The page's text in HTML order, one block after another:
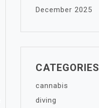
December 2025
CATEGORIES
cannabis
diving